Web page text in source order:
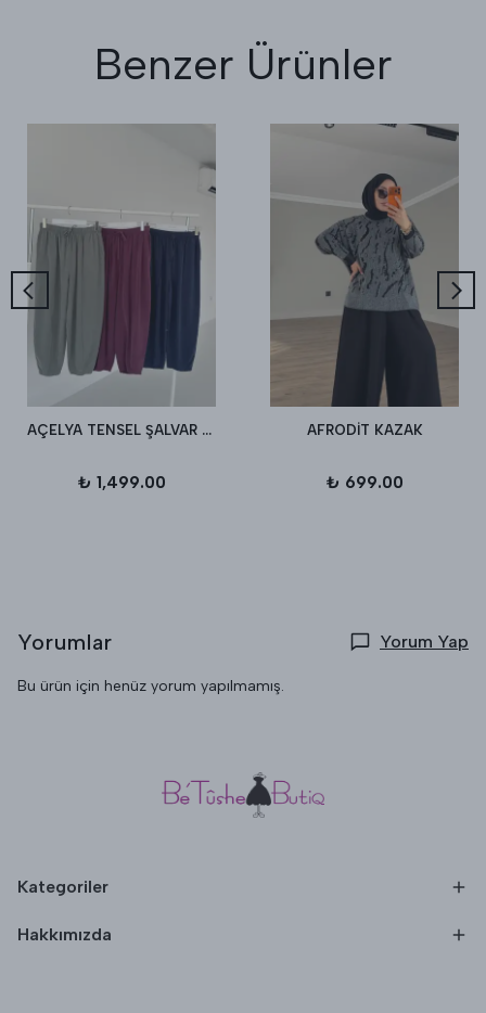
Benzer Ürünler
AÇELYA TENSEL ŞALVAR PANTALON
₺ 1,499.00
AFRODİT KAZAK
₺ 699.00
Yorumlar Yorum Yap
Bu ürün için henüz yorum yapılmamış.
Kategoriler
Hakkımızda